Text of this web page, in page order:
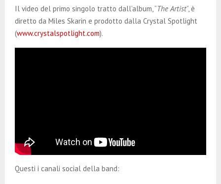
Il video del primo singolo tratto dall’album, “The Artist”, è
diretto da Miles Skarin e prodotto dalla Crystal Spotlight
(www.crystalspotlight.com).
Questi i canali social della band: